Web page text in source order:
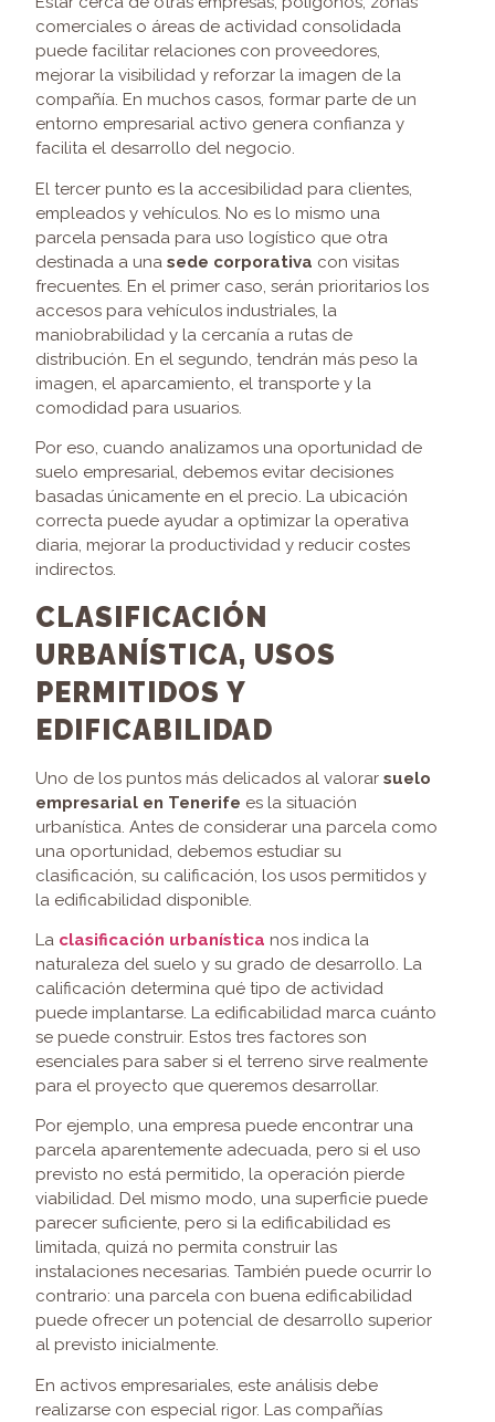
comerciales o áreas de actividad consolidada
puede facilitar relaciones con proveedores,
mejorar la visibilidad y reforzar la imagen de la
compañía. En muchos casos, formar parte de un
entorno empresarial activo genera confianza y
facilita el desarrollo del negocio.
El tercer punto es la accesibilidad para clientes,
empleados y vehículos. No es lo mismo una
parcela pensada para uso logístico que otra
destinada a una sede corporativa con visitas
frecuentes. En el primer caso, serán prioritarios los
accesos para vehículos industriales, la
maniobrabilidad y la cercanía a rutas de
distribución. En el segundo, tendrán más peso la
imagen, el aparcamiento, el transporte y la
comodidad para usuarios.
Por eso, cuando analizamos una oportunidad de
suelo empresarial, debemos evitar decisiones
basadas únicamente en el precio. La ubicación
correcta puede ayudar a optimizar la operativa
diaria, mejorar la productividad y reducir costes
indirectos.
CLASIFICACIÓN
URBANÍSTICA, USOS
PERMITIDOS Y
EDIFICABILIDAD
Uno de los puntos más delicados al valorar suelo
empresarial en Tenerife es la situación
urbanística. Antes de considerar una parcela como
una oportunidad, debemos estudiar su
clasificación, su calificación, los usos permitidos y
la edificabilidad disponible.
La clasificación urbanística nos indica la
naturaleza del suelo y su grado de desarrollo. La
calificación determina qué tipo de actividad
puede implantarse. La edificabilidad marca cuánto
se puede construir. Estos tres factores son
esenciales para saber si el terreno sirve realmente
para el proyecto que queremos desarrollar.
Por ejemplo, una empresa puede encontrar una
parcela aparentemente adecuada, pero si el uso
previsto no está permitido, la operación pierde
viabilidad. Del mismo modo, una superficie puede
parecer suficiente, pero si la edificabilidad es
limitada, quizá no permita construir las
instalaciones necesarias. También puede ocurrir lo
contrario: una parcela con buena edificabilidad
puede ofrecer un potencial de desarrollo superior
al previsto inicialmente.
En activos empresariales, este análisis debe
realizarse con especial rigor. Las compañías